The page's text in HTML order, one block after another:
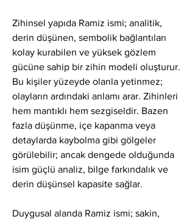
Zihinsel yapıda Ramiz ismi; analitik,
derin düşünen, sembolik bağlantıları
kolay kurabilen ve yüksek gözlem
gücüne sahip bir zihin modeli oluşturur.
Bu kişiler yüzeyde olanla yetinmez;
olayların ardındaki anlamı arar. Zihinleri
hem mantıklı hem sezgiseldir. Bazen
fazla düşünme, içe kapanma veya
detaylarda kaybolma gibi gölgeler
görülebilir; ancak dengede olduğunda
isim güçlü analiz, bilge farkındalık ve
derin düşünsel kapasite sağlar.
Duygusal alanda Ramiz ismi; sakin,